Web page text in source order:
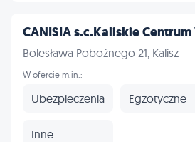
CANISIA s.c.Kaliskie
Bolesława Pobożnego 21, Kalisz
W ofercie m.in.:
Ubezpieczenia Egzotyczne
Inne